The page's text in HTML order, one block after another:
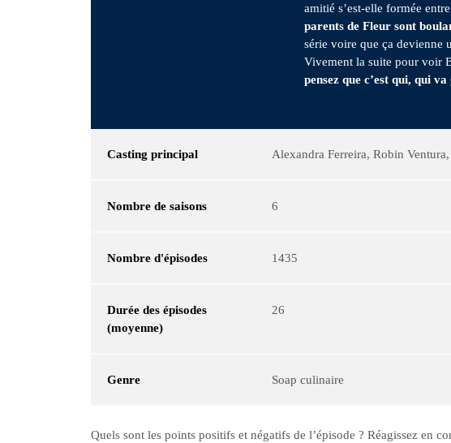
amitié s’est-elle formée
parents de Fleur sont
série voire que ça devienne
Vivement la suite pour voir
pensez que c’est qui, qui
Casting principal Alexandra Ferreira, Robin
Nombre de saisons 6
Nombre d'épisodes 1435
Durée des épisodes
(moyenne)
26
Genre Soap culinaire
Quels sont les points positifs et négatifs de l’épisode ? Réagissez en